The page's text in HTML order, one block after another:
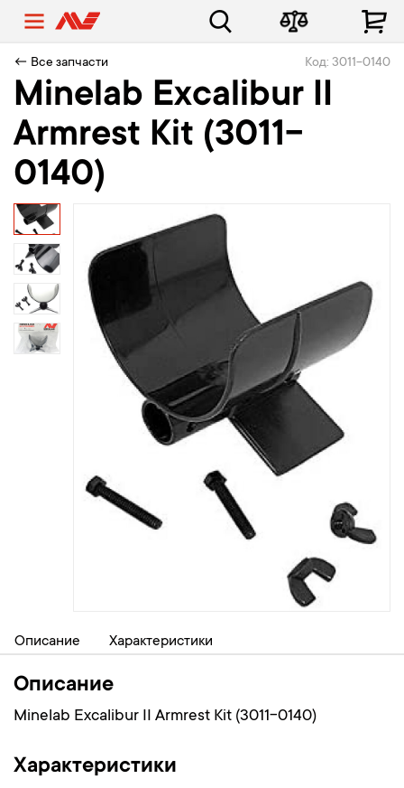
← Все запчасти Код: 3011-0140
Minelab Excalibur II
Armrest Kit (3011-
0140)
Описание Характеристики
Описание
Minelab Excalibur II Armrest Kit (3011-0140)
Характеристики